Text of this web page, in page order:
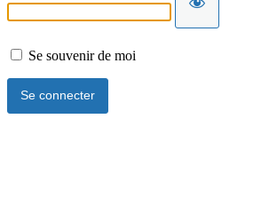
Se souvenir de moi